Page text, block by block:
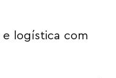
e logística com